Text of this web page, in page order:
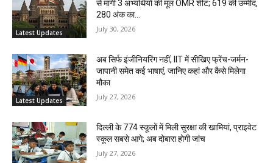
Latest Updates
से मांगी 3 अभ्यर्थियों की मूल OMR शीट; 619 की उम्मीद,
280 अंक का...
July 30, 2026
Latest Updates
अब सिर्फ इंजीनियरिंग नहीं, IIT में सीखिए फ्रेंच-जर्मन-
जापानी समेत कई भाषाएं, जानिए कहां और कैसे मिलेगा
मौका
July 27, 2026
दिल्ली के 774 स्कूलों में मिली सुरक्षा की खामियां, प्राइवेट
स्कूल सबसे आगे; अब दोबारा होगी जांच
July 27, 2026